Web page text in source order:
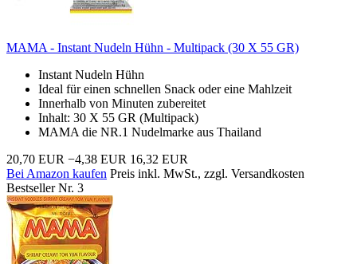
MAMA - Instant Nudeln Hühn - Multipack (30 X 55 GR)
Instant Nudeln Hühn
Ideal für einen schnellen Snack oder eine Mahlzeit
Innerhalb von Minuten zubereitet
Inhalt: 30 X 55 GR (Multipack)
MAMA die NR.1 Nudelmarke aus Thailand
20,70 EUR −4,38 EUR 16,32 EUR
Bei Amazon kaufen Preis inkl. MwSt., zzgl. Versandkosten
Bestseller Nr. 3